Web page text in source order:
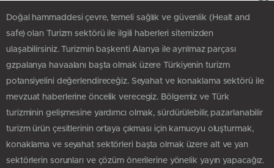
Doğal hammaddesi çevre, temeli sağlık ve güvenlik (Healt and
safe) olan Turizm sektörü ile ilgili haberleri sitemizden
ulaşabilirsiniz. Turizmin başkenti Alanya ile ayrılmaz parçası
gzpalanya havaalanı başta olmak üzere Türkiyenin turizm
potansiyelini değerlendireceğiz. Seyahat ve konaklama sektörü ile
mevzuat haberlerine öncelik verecegiz. Bölgemiz ve Türk
turizminin gelişmesine yardımcı olmak, sürdürülebilir, pazarlanabilir
turizm ürün çesitlerinin ortaya çıkması için kamuoyu oluşturmak,
konaklama ve seyahat sektörleri başta olmak üzere alt ve yan
sektörlerin sorunları ve çözüm önerilerine yönelik yayın yapacağız.